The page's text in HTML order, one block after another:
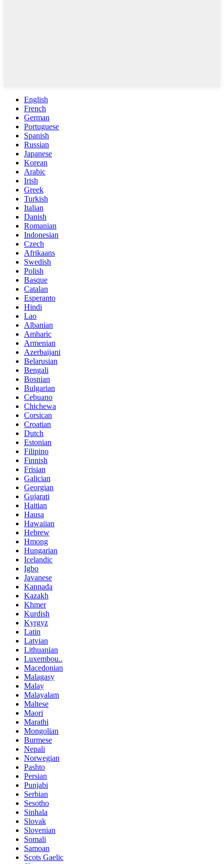
English
French
German
Portuguese
Spanish
Russian
Japanese
Korean
Arabic
Irish
Greek
Turkish
Italian
Danish
Romanian
Indonesian
Czech
Afrikaans
Swedish
Polish
Basque
Catalan
Esperanto
Hindi
Lao
Albanian
Amharic
Armenian
Azerbaijani
Belarusian
Bengali
Bosnian
Bulgarian
Cebuano
Chichewa
Corsican
Croatian
Dutch
Estonian
Filipino
Finnish
Frisian
Galician
Georgian
Gujarati
Haitian
Hausa
Hawaiian
Hebrew
Hmong
Hungarian
Icelandic
Igbo
Javanese
Kannada
Kazakh
Khmer
Kurdish
Kyrgyz
Latin
Latvian
Lithuanian
Luxembou..
Macedonian
Malagasy
Malay
Malayalam
Maltese
Maori
Marathi
Mongolian
Burmese
Nepali
Norwegian
Pashto
Persian
Punjabi
Serbian
Sesotho
Sinhala
Slovak
Slovenian
Somali
Samoan
Scots Gaelic